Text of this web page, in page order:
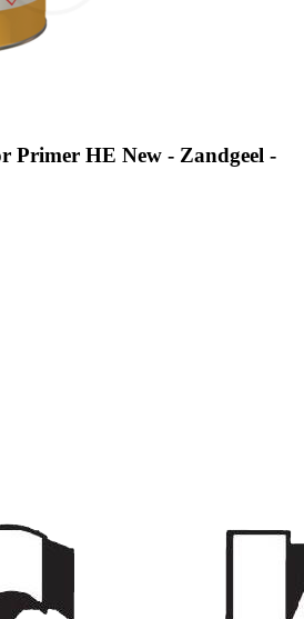
Primer HE New - Zandgeel -